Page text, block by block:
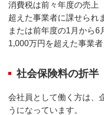
消費税は前々年度の売上
超えた事業者に課せられ
または前年度の1月から6
1,000万円を超えた事業
社会保険料の折半
会社員として働く方は、
うになっています。